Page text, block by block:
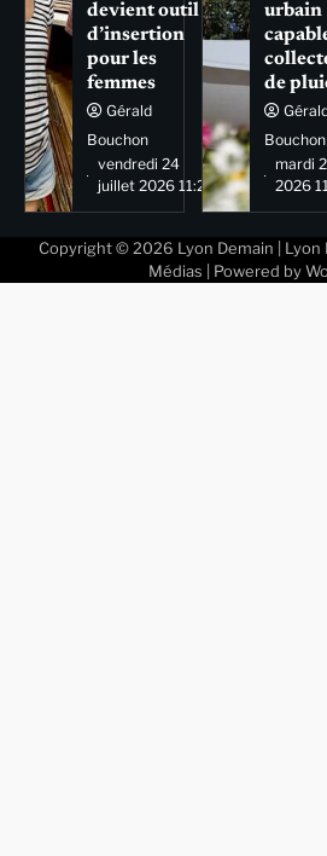
devient outil
d’insertion
pour les
femmes
Gérald
Bouchon
vendredi 24
juillet 2026 11:29
urbain
de
Bouchon
mardi
2026
Copyright © 2026 Lyon Demain |
Médias | Powered by